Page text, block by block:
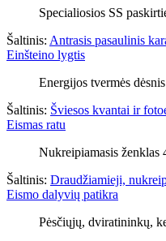
Specialiosios SS
Šaltinis: Antrasis pasaulinis
Einšteino lygtis
Energijos tvermės
Šaltinis: Šviesos kvantai ir
Eismas ratu
Nukreipiamasis
Šaltinis: Draudžiamieji,
Eismo dalyvių patikra
Pėsčiųjų, dviratininkų,